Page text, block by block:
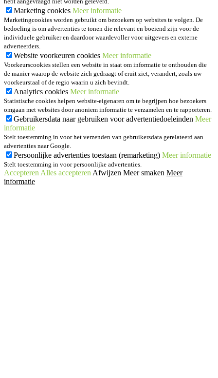
Marketing cookies Meer informatie
Marketingcookies worden gebruikt om bezoekers op websites te volgen. De
bedoeling is om advertenties te tonen die relevant en boeiend zijn voor de
individuele gebruiker en daardoor waardevoller voor uitgevers en externe
adverteerders.
Website voorkeuren cookies Meer informatie
Voorkeurscookies stellen een website in staat om informatie te onthouden die
de manier waarop de website zich gedraagt of eruit ziet, verandert, zoals uw
voorkeurstaal of de regio waarin u zich bevindt.
Analytics cookies Meer informatie
Statistische cookies helpen website-eigenaren om te begrijpen hoe bezoekers
omgaan met websites door anoniem informatie te verzamelen en te rapporteren.
Gebruikersdata naar gebruiken voor advertentiedoeleinden Meer
informatie
Stelt toestemming in voor het verzenden van gebruikersdata gerelateerd aan
advertenties naar Google.
Persoonlijke advertenties toestaan (remarketing) Meer informatie
Stelt toestemming in voor persoonlijke advertenties.
Accepteren Alles accepteren Afwijzen Meer smaken Meer
informatie